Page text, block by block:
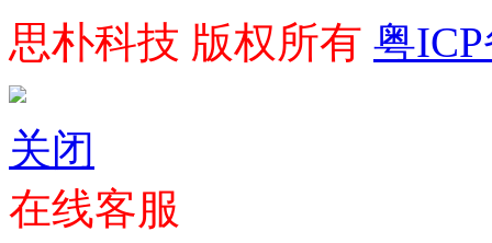
思朴科技 版权所有 粤
关闭
在线客服